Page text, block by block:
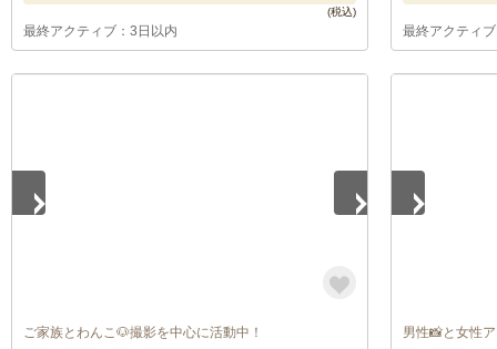
最終アクティブ：3日以内 最終アクティ
ご家族とわんこ🐶撮影を中心に活動中！ 男性📸と女性